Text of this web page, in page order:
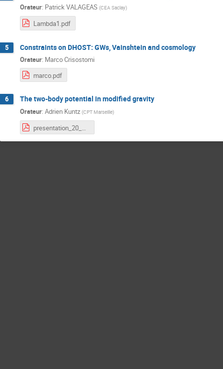
Orateur: Patrick VALAGEAS (CEA Saclay)
Lambda1.pdf
5 Constraints on DHOST: GWs, Vainshtein and cosmology
Orateur: Marco Crisostomi
marco.pdf
6 The two-body potential in modified gravity
Orateur: Adrien Kuntz (CPT Marseille)
presentation_20_05.pdf